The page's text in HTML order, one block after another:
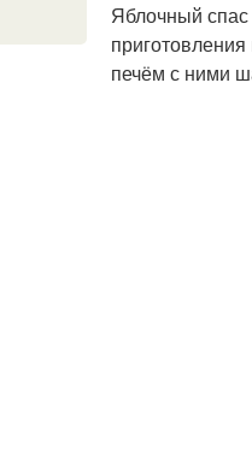
Яблочный спас
печём с ними